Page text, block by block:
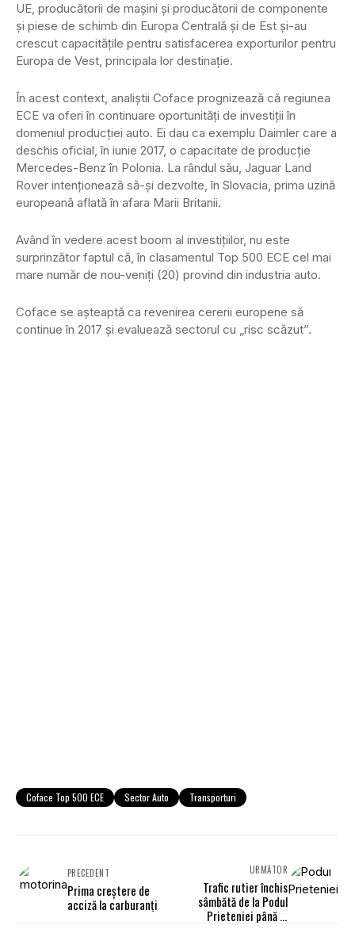
UE, producătorii de maşini şi producătorii de componente
şi piese de schimb din Europa Centrală şi de Est şi-au
crescut capacităţile pentru satisfacerea exporturilor pentru
Europa de Vest, principala lor destinaţie.
În acest context, analiştii Coface prognizează că regiunea
ECE va oferi în continuare oportunităţi de investiţii în
domeniul producţiei auto. Ei dau ca exemplu Daimler care a
deschis oficial, în iunie 2017, o capacitate de producţie
Mercedes-Benz în Polonia. La rândul său, Jaguar Land
Rover intenţionează să-şi dezvolte, în Slovacia, prima uzină
europeană aflată în afara Marii Britanii.
Având în vedere acest boom al investiţiilor, nu este
surprinzător faptul că, în clasamentul Top 500 ECE cel mai
mare număr de nou-veniţi (20) provind din industria auto.
Coface se aşteaptă ca revenirea cererii europene să
continue în 2017 şi evaluează sectorul cu „risc scăzut”.
Coface Top 500 ECE Sector Auto Transporturi
PRECEDENT
Prima creştere de
acciză la carburanţi
URMĂTOR
Trafic rutier închis
sâmbătă de la Podul
Prieteniei până în